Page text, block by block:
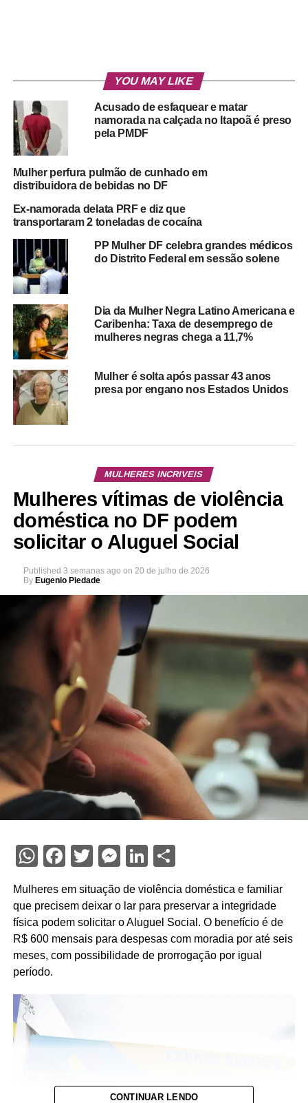
YOU MAY LIKE
Acusado de esfaquear e matar
namorada na calçada no Itapoã é preso
pela PMDF
Mulher perfura pulmão de cunhado em
distribuidora de bebidas no DF
Ex-namorada delata PRF e diz que
transportaram 2 toneladas de cocaína
PP Mulher DF celebra grandes médicos
do Distrito Federal em sessão solene
Dia da Mulher Negra Latino Americana e
Caribenha: Taxa de desemprego de
mulheres negras chega a 11,7%
Mulher é solta após passar 43 anos
presa por engano nos Estados Unidos
MULHERES INCRIVEIS
Mulheres vítimas de violência
doméstica no DF podem
solicitar o Aluguel Social
Published 3 semanas ago on 20 de julho de 2026
By Eugenio Piedade
WhatsApp
Facebook
Twitter
Messenger
LinkedIn
Share
Mulheres em situação de violência doméstica e familiar
que precisem deixar o lar para preservar a integridade
física podem solicitar o Aluguel Social. O benefício é de
R$ 600 mensais para despesas com moradia por até seis
meses, com possibilidade de prorrogação por igual
período.
CONTINUAR LENDO